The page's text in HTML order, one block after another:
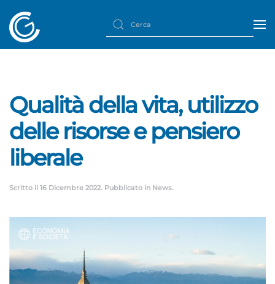
Qualità della vita, utilizzo
delle risorse e pensiero
liberale
Scritto il 16 Dicembre 2022. Pubblicato in News.